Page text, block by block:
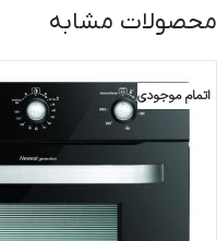
محصولات مشابه
اتمام موجودی